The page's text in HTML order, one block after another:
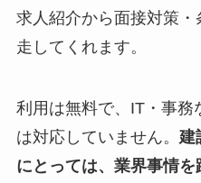
求人紹介から面接対策
走してくれます。
利用は無料で、IT・事務
は対応していません。 建
にとっては、業界事情